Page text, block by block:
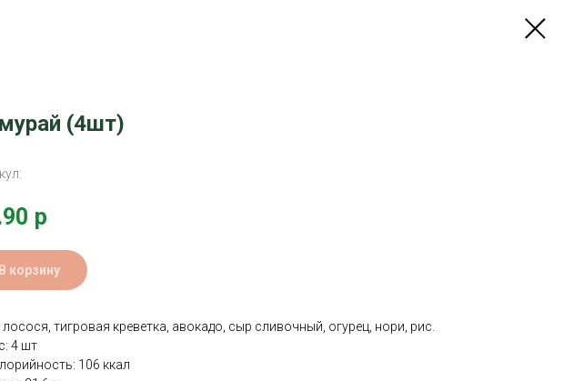
(4шт)
р
В корзину
тигровая креветка, авокадо, сыр сливочный, огурец, нори, рис.
4 шт
106 ккал